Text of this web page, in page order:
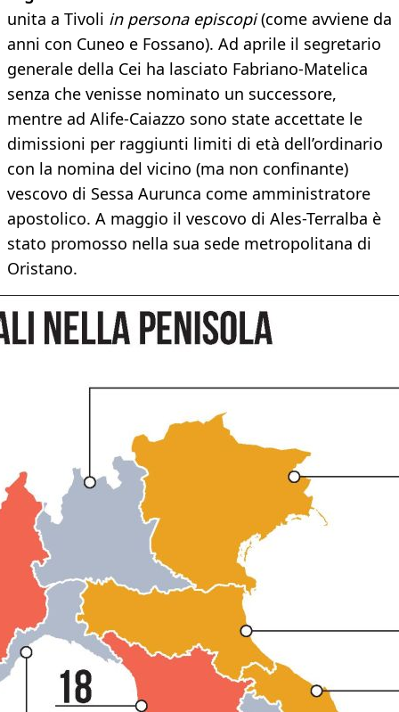
unita a Tivoli in persona episcopi(come avviene da
anni con Cuneo e Fossano). Ad aprile il segretario
generale della Cei ha lasciato Fabriano-Matelica
senza che venisse nominato un successore,
mentre ad Alife-Caiazzo sono state accettate le
dimissioni per raggiunti limiti di età dell’ordinario
con la nomina del vicino (ma non confinante)
vescovo di Sessa Aurunca come amministratore
apostolico. A maggio il vescovo di Ales-Terralba è
stato promosso nella sua sede metropolitana di
Oristano.